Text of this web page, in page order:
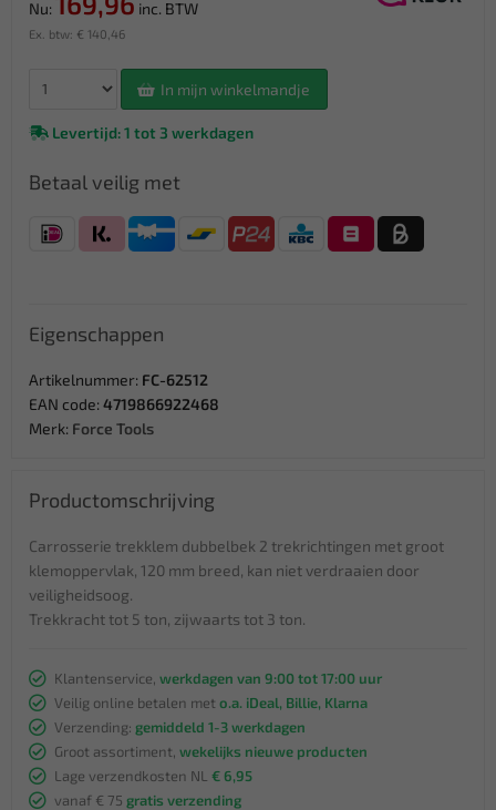
Nu:
inc. BTW
Ex. btw: € 140,46
In mijn winkelmandje
Levertijd: 1 tot 3 werkdagen
Betaal veilig met
Eigenschappen
Artikelnummer: FC-62512
EAN code: 4719866922468
Merk: Force Tools
Productomschrijving
Carrosserie trekklem dubbelbek 2 trekrichtingen met groot
klemoppervlak, 120 mm breed, kan niet verdraaien door
veiligheidsoog.
Trekkracht tot 5 ton, zijwaarts tot 3 ton.
Klantenservice, werkdagen van 9:00 tot 17:00 uur
Veilig online betalen met o.a. iDeal, Billie, Klarna
Verzending: gemiddeld 1-3 werkdagen
Groot assortiment, wekelijks nieuwe producten
Lage verzendkosten NL € 6,95
vanaf € 75 gratis verzending